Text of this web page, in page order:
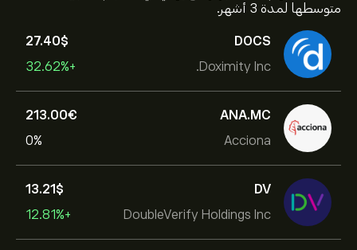
متوسطها لمدة 3 أشهر.
DOCS
Doximity Inc.
27.40‎$‎
+32.62%
ANA.MC
Acciona
213.00‎€‎
0%
DV
DoubleVerify Holdings Inc
13.21‎$‎
+12.81%